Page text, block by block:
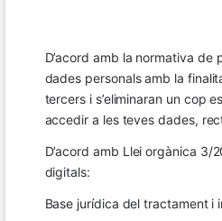
D’acord amb la normativa de
dades personals amb la
tercers i s’eliminaran un cop
accedir a les teves dades,
D’acord amb Llei orgànica
digitals:
Base jurídica del tractament i